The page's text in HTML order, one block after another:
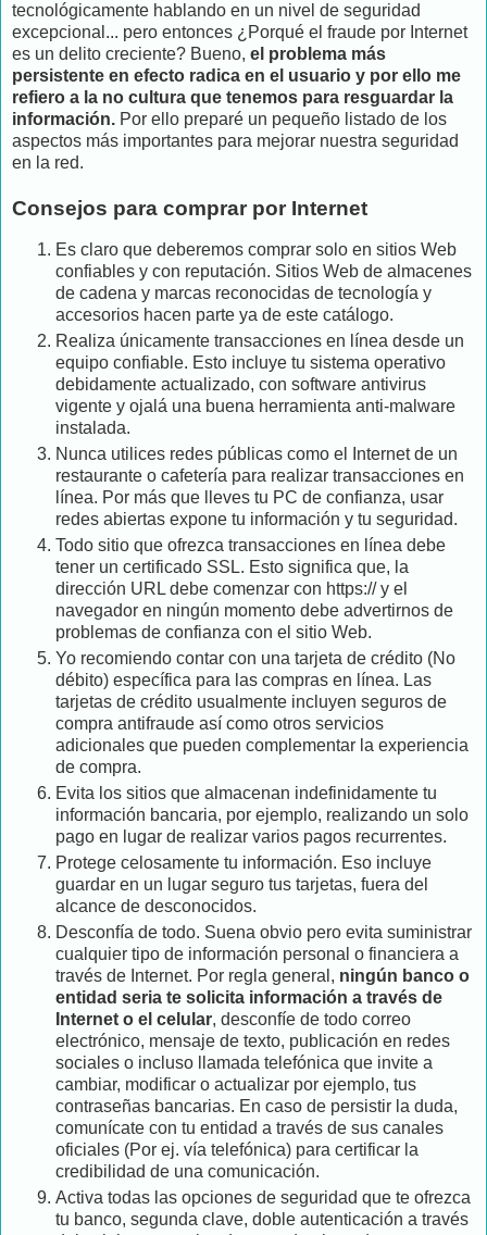
tecnológicamente hablando en un nivel de seguridad
excepcional... pero entonces ¿Porqué el fraude por Internet
es un delito creciente? Bueno, el problema más
persistente en efecto radica en el usuario y por ello me
refiero a la no cultura que tenemos para resguardar la
información. Por ello preparé un pequeño listado de los
aspectos más importantes para mejorar nuestra seguridad
en la red.
Consejos para comprar por Internet
Es claro que deberemos comprar solo en sitios Web
confiables y con reputación. Sitios Web de almacenes
de cadena y marcas reconocidas de tecnología y
accesorios hacen parte ya de este catálogo.
Realiza únicamente transacciones en línea desde un
equipo confiable. Esto incluye tu sistema operativo
debidamente actualizado, con software antivirus
vigente y ojalá una buena herramienta anti-malware
instalada.
Nunca utilices redes públicas como el Internet de un
restaurante o cafetería para realizar transacciones en
línea. Por más que lleves tu PC de confianza, usar
redes abiertas expone tu información y tu seguridad.
Todo sitio que ofrezca transacciones en línea debe
tener un certificado SSL. Esto significa que, la
dirección URL debe comenzar con https:// y el
navegador en ningún momento debe advertirnos de
problemas de confianza con el sitio Web.
Yo recomiendo contar con una tarjeta de crédito (No
débito) específica para las compras en línea. Las
tarjetas de crédito usualmente incluyen seguros de
compra antifraude así como otros servicios
adicionales que pueden complementar la experiencia
de compra.
Evita los sitios que almacenan indefinidamente tu
información bancaria, por ejemplo, realizando un solo
pago en lugar de realizar varios pagos recurrentes.
Protege celosamente tu información. Eso incluye
guardar en un lugar seguro tus tarjetas, fuera del
alcance de desconocidos.
Desconfía de todo. Suena obvio pero evita suministrar
cualquier tipo de información personal o financiera a
través de Internet. Por regla general, ningún banco o
entidad seria te solicita información a través de
Internet o el celular, desconfíe de todo correo
electrónico, mensaje de texto, publicación en redes
sociales o incluso llamada telefónica que invite a
cambiar, modificar o actualizar por ejemplo, tus
contraseñas bancarias. En caso de persistir la duda,
comunícate con tu entidad a través de sus canales
oficiales (Por ej. vía telefónica) para certificar la
credibilidad de una comunicación.
Activa todas las opciones de seguridad que te ofrezca
tu banco, segunda clave, doble autenticación a través